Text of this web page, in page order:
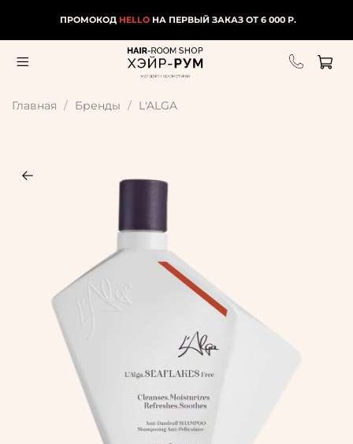
ПРОМОКОД HELLOНА ПЕРВЫЙ ЗАКАЗ ОТ 6 000 Р.
Главная Бренды L'ALGA